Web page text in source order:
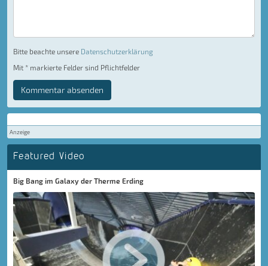
Bitte beachte unsere Datenschutzerklärung
Mit * markierte Felder sind Pflichtfelder
Kommentar absenden
Anzeige
Featured Video
Big Bang im Galaxy der Therme Erding